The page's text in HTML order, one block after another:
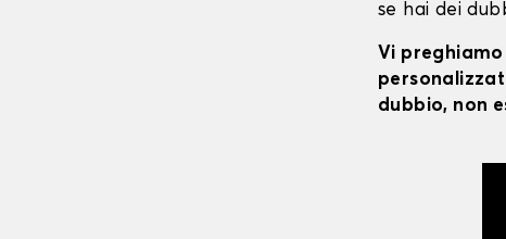
se hai dei
Vi
dubbio, non